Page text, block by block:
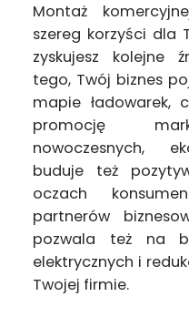
Montaż
szereg korzyści dla
zyskujesz kolejne
tego, Twój biznes
mapie ładowarek,
promocję
nowoczesnych,
buduje też
oczach
partnerów
pozwala też na
elektrycznych i
Twojej firmie.